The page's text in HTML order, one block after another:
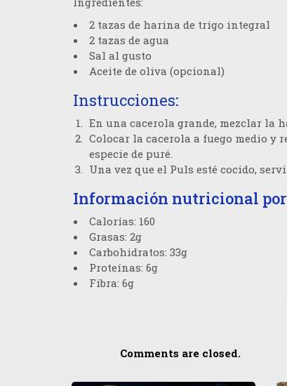
2 tazas de harina de trigo integral
2 tazas de agua
Sal al gusto
Aceite de oliva (opcional)
Instrucciones:
En una cacerola grande, mezclar la
Colocar la cacerola a fuego medio y
especie de puré.
Una vez que el Puls esté cocido,
Información nutricional por
Calorías: 160
Grasas: 2g
Carbohidratos: 33g
Proteínas: 6g
Fibra: 6g
Comments are closed.